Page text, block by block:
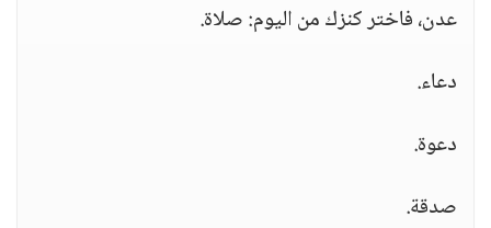
عدن، فاختر كنزك من اليوم: صلاة.
دعاء.
دعوة.
صدقة.